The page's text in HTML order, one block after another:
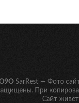
SarRest — Фото
При
Сайт живет